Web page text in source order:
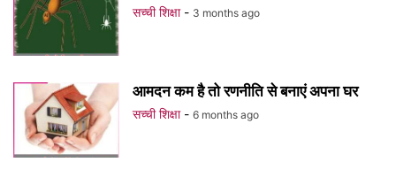
सच्ची शिक्षा - 3 months ago
आमदन कम है तो रणनीति से बनाएं अपना घर
सच्ची शिक्षा - 6 months ago